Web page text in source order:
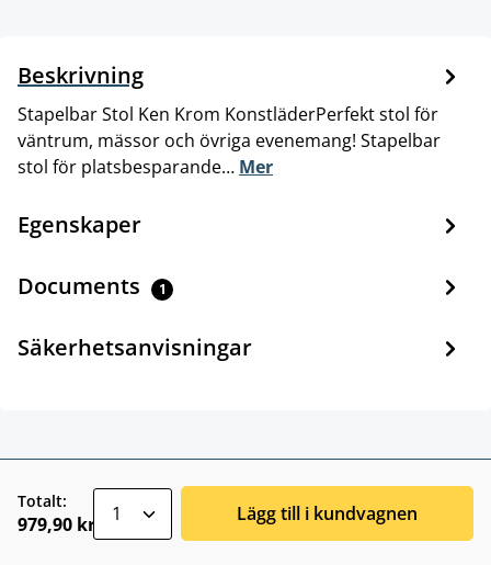
Beskrivning
Stapelbar Stol Ken Krom KonstläderPerfekt stol för
väntrum, mässor och övriga evenemang! Stapelbar
stol för platsbesparande… Mer
Egenskaper
Documents 1
Säkerhetsanvisningar
Totalt:
979,90 kr Lägg till i kundvagnen